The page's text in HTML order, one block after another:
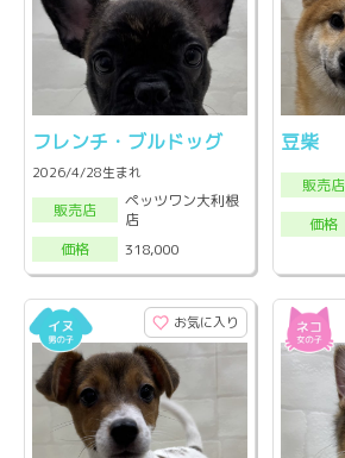
フレンチ・ブルドッグ
2026/4/28生まれ
販売店
ペッツワン大利根
店
価格
318,000
豆柴
販売店
価格
お気に入り